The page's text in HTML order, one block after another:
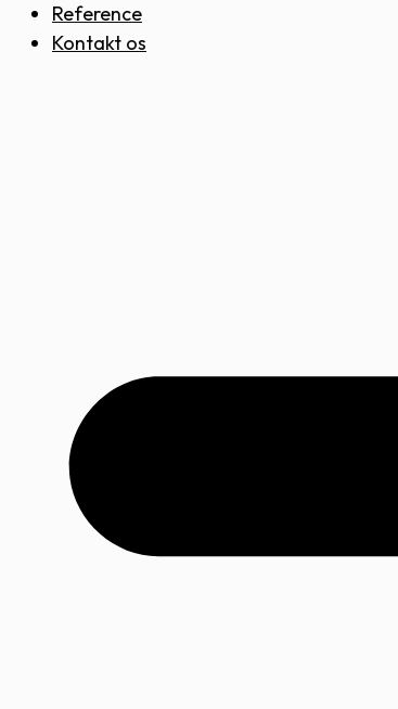
Reference
Kontakt os